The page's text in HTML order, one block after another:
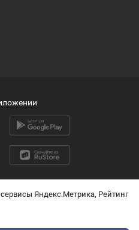
Яндекс.Метрика, Рейтинг